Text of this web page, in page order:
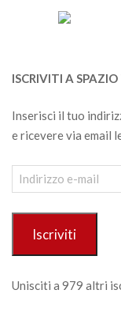
ISCRIVITI A
Inserisci il tuo
e ricevere via email
Indirizzo
e-
Iscriviti
Unisciti a 979 altri